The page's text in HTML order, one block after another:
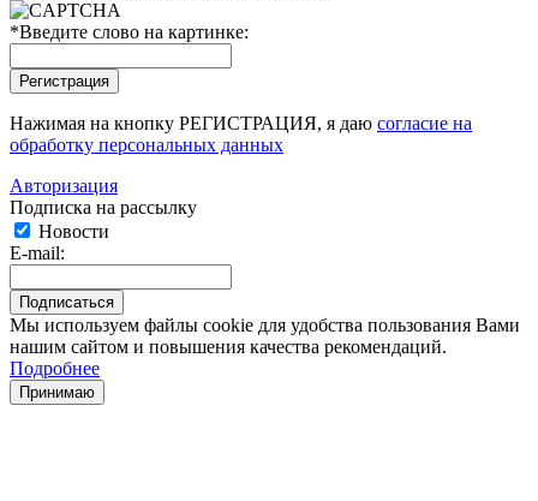
*Введите слово на картинке:
Нажимая на кнопку РЕГИСТРАЦИЯ, я даю согласие на
обработку персональных данных
Авторизация
Подписка на рассылку
Новости
E-mail:
Мы используем файлы cookie для удобства пользования Вами
нашим сайтом и повышения качества рекомендаций.
Подробнее
Принимаю